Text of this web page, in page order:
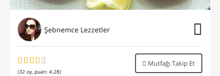
Şebnemce Lezzetler
(32 oy, puan: 4.28)
Mutfağı Takip Et